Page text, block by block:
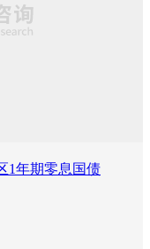
1年期零息国债